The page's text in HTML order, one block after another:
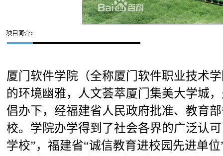
厦门软件学院（全称厦门软件职业技术
的环境幽雅，人文荟萃厦门集美大学城
倡办下，经福建省人民政府批准、教育
校。学院办学得到了社会各界的广泛认
学校”，福建省“诚信教育进校园先进单